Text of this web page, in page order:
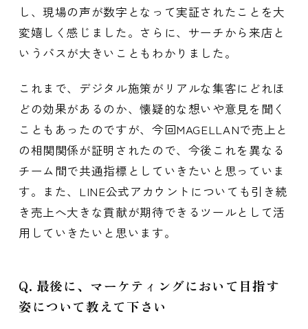
し、現場の声が数字となって実証されたことを大
変嬉しく感じました。さらに、サーチから来店と
いうパスが大きいこともわかりました。
これまで、デジタル施策がリアルな集客にどれほ
どの効果があるのか、懐疑的な想いや意見を聞く
こともあったのですが、今回MAGELLANで売上と
の相関関係が証明されたので、今後これを異なる
チーム間で共通指標としていきたいと思っていま
す。また、LINE公式アカウントについても引き続
き売上へ大きな貢献が期待できるツールとして活
用していきたいと思います。
Q. 最後に、マーケティングにおいて目指す
姿について教えて下さい